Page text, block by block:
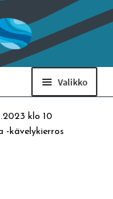
Valikko
klo 10
-kävelykierros